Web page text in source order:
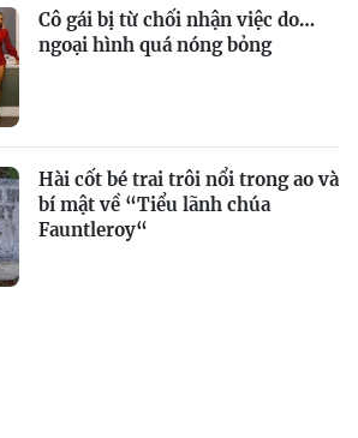
Cô gái bị từ chối nhận việc do…
ngoại hình quá nóng bỏng
Hài cốt bé trai trôi nổi trong ao và
bí mật về “Tiểu lãnh chúa
Fauntleroy“